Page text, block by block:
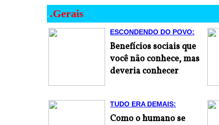
..Gerais
ESCONDENDO DO POVO:
Benefícios sociais que
você não conhece, mas
deveria conhecer
TUDO ERA DEMAIS:
Como o humano se